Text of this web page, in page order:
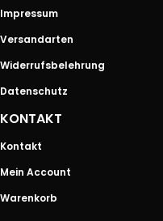
Impressum
Versandarten
Widerrufsbelehrung
Datenschutz
KONTAKT
Kontakt
Mein Account
Warenkorb